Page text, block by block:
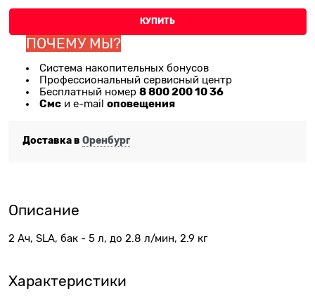
КУПИТЬ
ПОЧЕМУ МЫ?
Система накопительных бонусов
Профессиональный сервисный центр
Бесплатный номер 8 800 200 10 36
Смс и e-mail оповещения
Доставка в Оренбург
Описание
2 Ач, SLA, бак - 5 л, до 2.8 л/мин, 2.9 кг
Характеристики